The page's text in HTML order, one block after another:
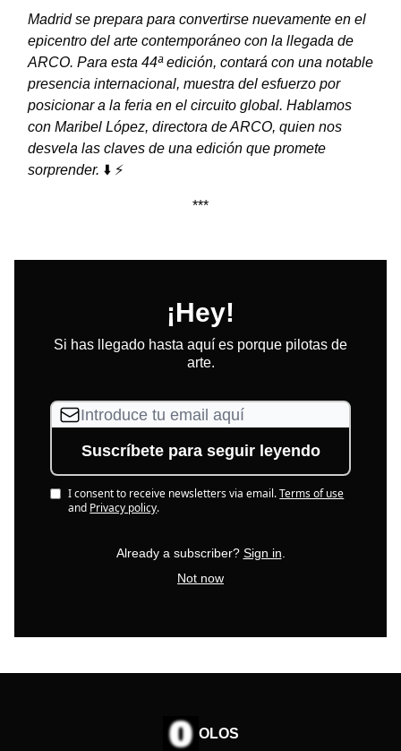
Madrid se prepara para convertirse nuevamente en el
epicentro del arte contemporáneo con la llegada de
ARCO. Para esta 44ª edición, contará con una notable
presencia internacional, muestra del esfuerzo por
posicionar a la feria en el circuito global. Hablamos
con Maribel López, directora de ARCO, quien nos
desvela las claves de una edición que promete
sorprender. ⬇️ ⚡
***
¡Hey!
Si has llegado hasta aquí es porque pilotas de
arte.
I consent to receive newsletters via email.Terms of use
and Privacy policy.
Already a subscriber? Sign in
Not now
OLOS